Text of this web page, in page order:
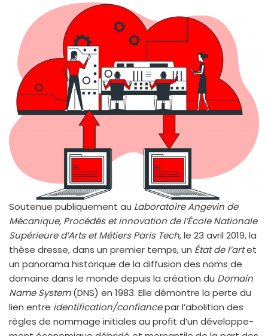
Soutenue publi­que­ment au Laboratoire Angevin de
Mécanique, Procédés et inno­va­tion de l’École Nationale
Supérieure d’Arts et Métiers Paris Tech, le 23 avril 2019, la
thèse dresse, dans un pre­mier temps, un État de l’artet
un pano­ra­ma his­to­rique de la dif­fu­sion des noms de
domaine dans le monde depuis la créa­tion du Domain
Name System(DNS) en 1983. Elle démontre la perte du
lien entre identification/confiancepar l’abolition des
règles de nom­mage ini­tiales au pro­fit d’un déve­lop­pe­